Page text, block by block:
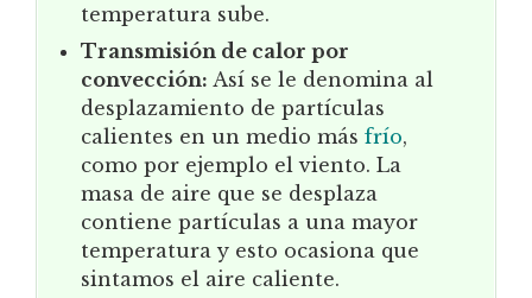
temperatura sube.
Transmisión de calor por
convección: Así se le denomina al
desplazamiento de partículas
calientes en un medio más frío,
como por ejemplo el viento. La
masa de aire que se desplaza
contiene partículas a una mayor
temperatura y esto ocasiona que
sintamos el aire caliente.